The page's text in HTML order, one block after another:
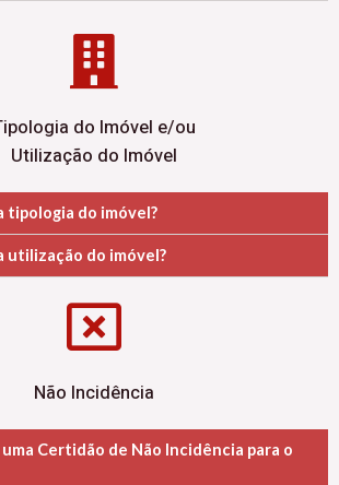
do Imóvel e/ou
Utilização do Imóvel
tipologia do imóvel?
utilização do imóvel?
Não Incidência
Certidão de Não Incidência para o